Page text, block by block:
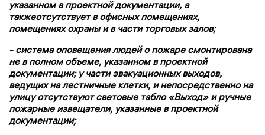
указанном в проектной документации, а
такжеотсутствует в офисных помещениях,
помещениях охраны и в части торговых залов;
- система оповещения людей о пожаре смонтирована
не в полном объеме, указанном в проектной
документации; у части эвакуационных выходов,
ведущих на лестничные клетки, и непосредственно на
улицу отсутствуют световые табло «Выход» и ручные
пожарные извещатели, указанные в проектной
документации;